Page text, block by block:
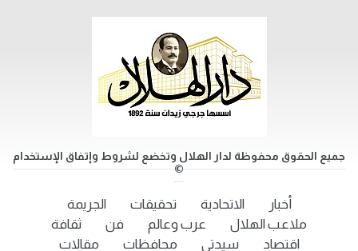
جميع الحقوق محفوظة لدار الهلال وتخضع لشروط وإتفاق الإستخدام
©
أخبار الاتحادية تحقيقات
الجريمة
ملاعب الهلال
عرب وعالم فن
ثقافة
اقتصاد
سيدتي محافظات مقالات